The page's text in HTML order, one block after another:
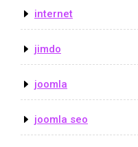
internet
jimdo
joomla
joomla seo